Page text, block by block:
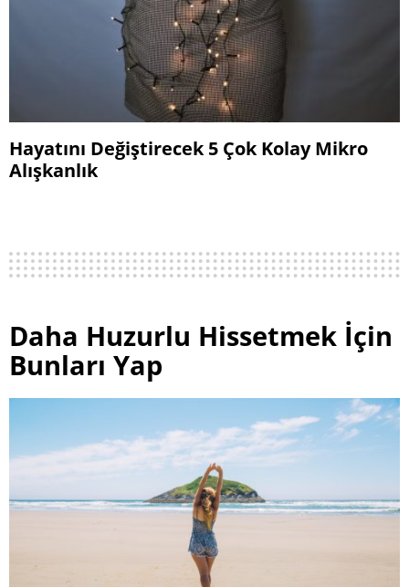
Hayatını Değiştirecek 5 Çok Kolay Mikro
Alışkanlık
Daha Huzurlu Hissetmek İçin
Bunları Yap